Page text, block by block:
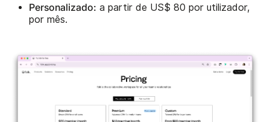
Personalizado: a partir de US$ 80 por utilizador,
por mês.